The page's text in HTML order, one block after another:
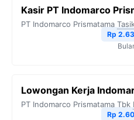
Kasir PT Indomarco
PT Indomarco Prismatama
Rp
Lowongan Kerja
PT Indomarco Prismatama Tbk
Rp